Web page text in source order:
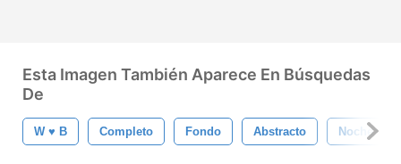
Esta Imagen También Aparece En Búsquedas
De
W ♥ B Completo Fondo Abstracto Noche